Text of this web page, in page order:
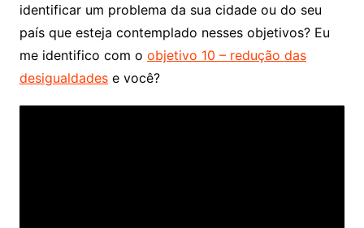
identificar um problema da sua cidade ou do seu
país que esteja contemplado nesses objetivos? Eu
me identifico com o objetivo 10 – redução das
desigualdadese você?